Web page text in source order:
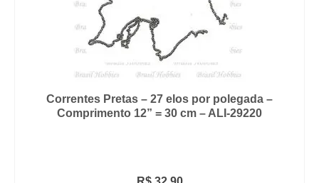
Correntes Pretas – 27 elos por polegada –
Comprimento 12” = 30 cm – ALI-29220